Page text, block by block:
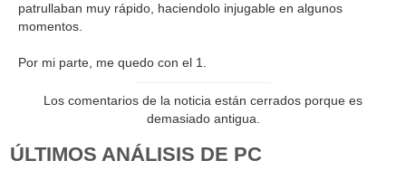
patrullaban muy rápido, haciendolo injugable en algunos
momentos.
Por mi parte, me quedo con el 1.
Los comentarios de la noticia están cerrados porque es
demasiado antigua.
ÚLTIMOS ANÁLISIS DE PC